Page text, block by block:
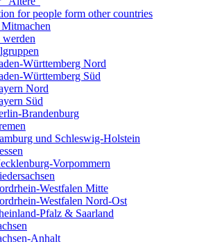
for people form other countries
Württemberg Nord
Württemberg Süd
Nord
Süd
Brandenburg
und Schleswig-Holstein
Vorpommern
Westfalen Mitte
Westfalen Nord-Ost
Pfalz & Saarland
Anhalt